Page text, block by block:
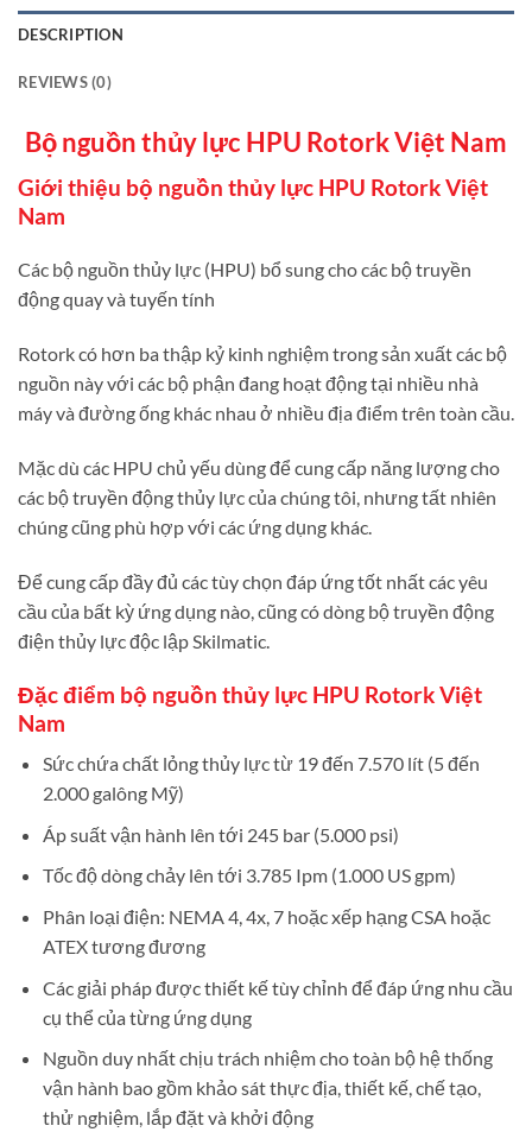
DESCRIPTION
REVIEWS (0)
Bộ nguồn thủy lực HPU Rotork Việt Nam
Giới thiệu bộ nguồn thủy lực HPU Rotork Việt
Nam
Các bộ nguồn thủy lực (HPU) bổ sung cho các bộ truyền
động quay và tuyến tính
Rotork có hơn ba thập kỷ kinh nghiệm trong sản xuất các bộ
nguồn này với các bộ phận đang hoạt động tại nhiều nhà
máy và đường ống khác nhau ở nhiều địa điểm trên toàn cầu.
Mặc dù các HPU chủ yếu dùng để cung cấp năng lượng cho
các bộ truyền động thủy lực của chúng tôi, nhưng tất nhiên
chúng cũng phù hợp với các ứng dụng khác.
Để cung cấp đầy đủ các tùy chọn đáp ứng tốt nhất các yêu
cầu của bất kỳ ứng dụng nào, cũng có dòng bộ truyền động
điện thủy lực độc lập Skilmatic.
Đặc điểm bộ nguồn thủy lực HPU Rotork Việt
Nam
Sức chứa chất lỏng thủy lực từ 19 đến 7.570 lít (5 đến
2.000 galông Mỹ)
Áp suất vận hành lên tới 245 bar (5.000 psi)
Tốc độ dòng chảy lên tới 3.785 Ipm (1.000 US gpm)
Phân loại điện: NEMA 4, 4x, 7 hoặc xếp hạng CSA hoặc
ATEX tương đương
Các giải pháp được thiết kế tùy chỉnh để đáp ứng nhu cầu
cụ thể của từng ứng dụng
Nguồn duy nhất chịu trách nhiệm cho toàn bộ hệ thống
vận hành bao gồm khảo sát thực địa, thiết kế, chế tạo,
thử nghiệm, lắp đặt và khởi động